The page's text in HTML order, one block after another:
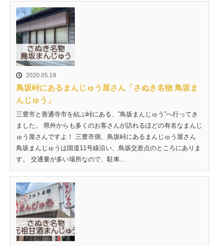
2020.05.19
鳥坂峠にあるまんじゅう屋さん「さぬき名物 鳥坂ま
んじゅう」
三豊市と善通寺市を結ぶ峠にある、”鳥坂まんじゅう”へ行ってき
ました。 県外からも多くのお客さんが訪れるほどの有名なまんじ
ゅう屋さんですよ！ 三豊市側、鳥坂峠にあるまんじゅう屋さん
鳥坂まんじゅうは国道11号線沿い、鳥坂交差点のところにありま
す。 交通量が多い場所なので、駐車...